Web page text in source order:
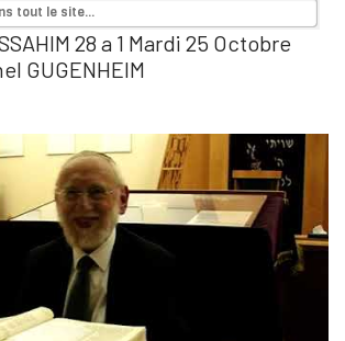
28 a 1 Mardi 25 Octobre
GUGENHEIM